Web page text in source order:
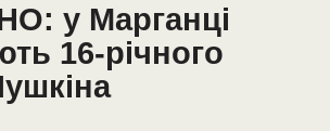
у Марганці
16-річного